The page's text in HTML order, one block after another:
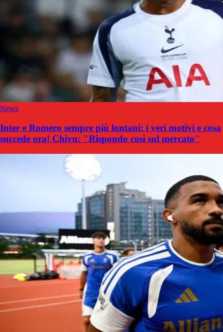
News
Inter e Romero sempre più lontani: i veri motivi e cosa
succede ora! Chivu: "Rispondo così sul mercato"